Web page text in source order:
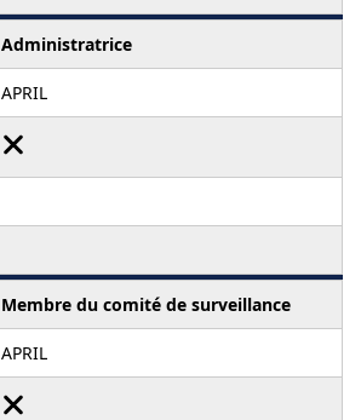
Administratrice
APRIL
Membre du comité de surveillance
APRIL